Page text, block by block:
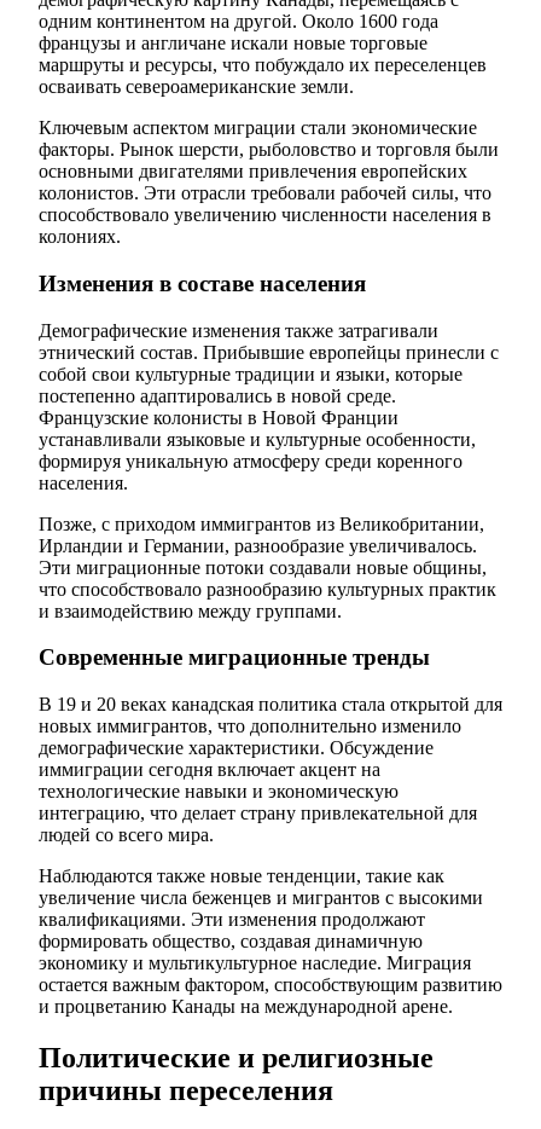
одним континентом на другой. Около 1600 года
французы и англичане искали новые торговые
маршруты и ресурсы, что побуждало их переселенцев
осваивать североамериканские земли.
Ключевым аспектом миграции стали экономические
факторы. Рынок шерсти, рыболовство и торговля были
основными двигателями привлечения европейских
колонистов. Эти отрасли требовали рабочей силы, что
способствовало увеличению численности населения в
колониях.
Изменения в составе населения
Демографические изменения также затрагивали
этнический состав. Прибывшие европейцы принесли с
собой свои культурные традиции и языки, которые
постепенно адаптировались в новой среде.
Французские колонисты в Новой Франции
устанавливали языковые и культурные особенности,
формируя уникальную атмосферу среди коренного
населения.
Позже, с приходом иммигрантов из Великобритании,
Ирландии и Германии, разнообразие увеличивалось.
Эти миграционные потоки создавали новые общины,
что способствовало разнообразию культурных практик
и взаимодействию между группами.
Современные миграционные тренды
В 19 и 20 веках канадская политика стала открытой для
новых иммигрантов, что дополнительно изменило
демографические характеристики. Обсуждение
иммиграции сегодня включает акцент на
технологические навыки и экономическую
интеграцию, что делает страну привлекательной для
людей со всего мира.
Наблюдаются также новые тенденции, такие как
увеличение числа беженцев и мигрантов с высокими
квалификациями. Эти изменения продолжают
формировать общество, создавая динамичную
экономику и мультикультурное наследие. Миграция
остается важным фактором, способствующим развитию
и процветанию Канады на международной арене.
Политические и религиозные
причины переселения